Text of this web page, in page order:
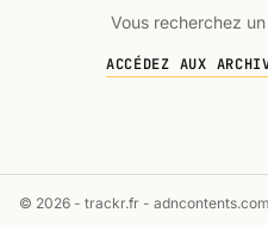
Vous recherchez
ACCÉDEZ AUX
© 2026 - trackr.fr - adncontents.com